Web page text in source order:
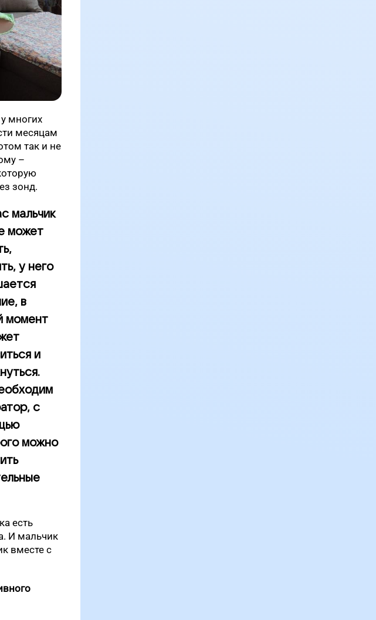
многих
месяцам
так и не
–
зонд.
мальчик
может
у него
в
момент
и
с
можно
есть
И мальчик
вместе с